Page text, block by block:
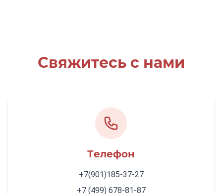
Свяжитесь с нами
Телефон
+7(901)185-37-27
+7 (499) 678-81-87